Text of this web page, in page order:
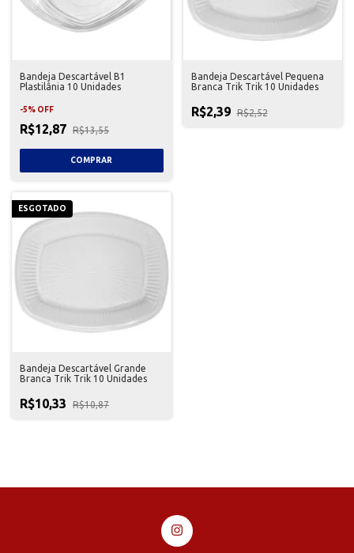
Bandeja Descartável B1
Plastilânia 10 Unidades
-5% OFF
R$12,87 R$13,55
Bandeja Descartável Pequena
Branca Trik Trik 10 Unidades
R$2,39 R$2,52
ESGOTADO
Bandeja Descartável Grande
Branca Trik Trik 10 Unidades
R$10,33 R$10,87